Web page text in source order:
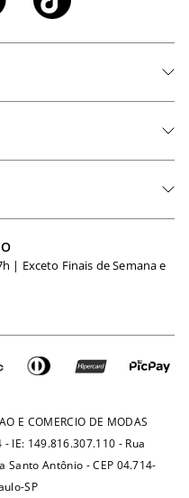
| Exceto Finais de Semana e
E COMERCIO DE MODAS
IE: 149.816.307.110 - Rua
Santo Antônio - CEP 04.714-
SP